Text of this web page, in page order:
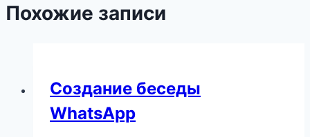
Похожие записи
Создание беседы
WhatsApp